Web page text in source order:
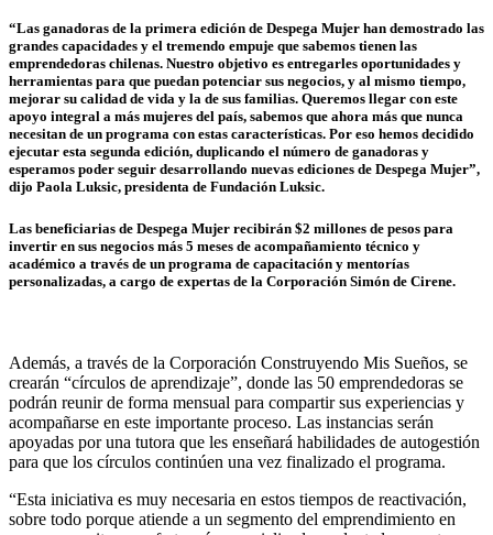
“Las ganadoras de la primera edición de Despega Mujer han demostrado las
grandes capacidades y el tremendo empuje que sabemos tienen las
emprendedoras chilenas. Nuestro objetivo es entregarles oportunidades y
herramientas para que puedan potenciar sus negocios, y al mismo tiempo,
mejorar su calidad de vida y la de sus familias. Queremos llegar con este
apoyo integral a más mujeres del país, sabemos que ahora más que nunca
necesitan de un programa con estas características. Por eso hemos decidido
ejecutar esta segunda edición, duplicando el número de ganadoras y
esperamos poder seguir desarrollando nuevas ediciones de Despega Mujer”,
dijo Paola Luksic, presidenta de Fundación Luksic.
Las beneficiarias de Despega Mujer recibirán $2 millones de pesos para
invertir en sus negocios más 5 meses de acompañamiento técnico y
académico a través de un programa de capacitación y mentorías
personalizadas, a cargo de expertas de la Corporación Simón de Cirene.
Además, a través de la Corporación Construyendo Mis Sueños, se
crearán “círculos de aprendizaje”, donde las 50 emprendedoras se
podrán reunir de forma mensual para compartir sus experiencias y
acompañarse en este importante proceso. Las instancias serán
apoyadas por una tutora que les enseñará habilidades de autogestión
para que los círculos continúen una vez finalizado el programa.
“Esta iniciativa es muy necesaria en estos tiempos de reactivación,
sobre todo porque atiende a un segmento del emprendimiento en